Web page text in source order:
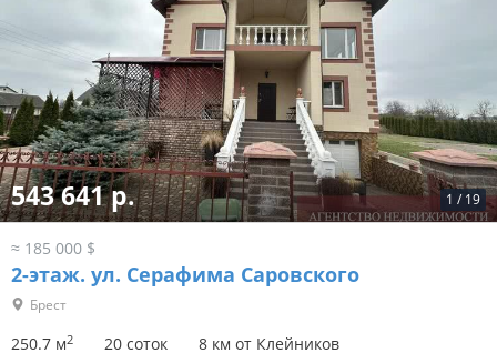
1 / 19
543 641 р.
≈ 185 000 $
2-этаж. ул. Серафима Саровского
Брест
250.7 м2 20 соток 8 км от Клейников